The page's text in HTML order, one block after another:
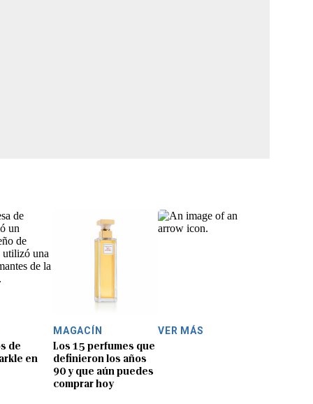
de
en
MAGACÍN
Los 15 perfumes que
definieron los años
90 y que aún puedes
comprar hoy
VER MÁS